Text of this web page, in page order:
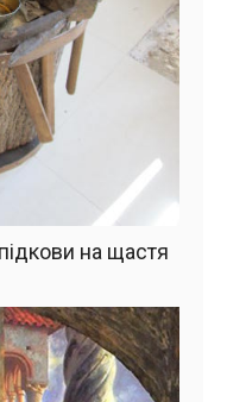
на щастя